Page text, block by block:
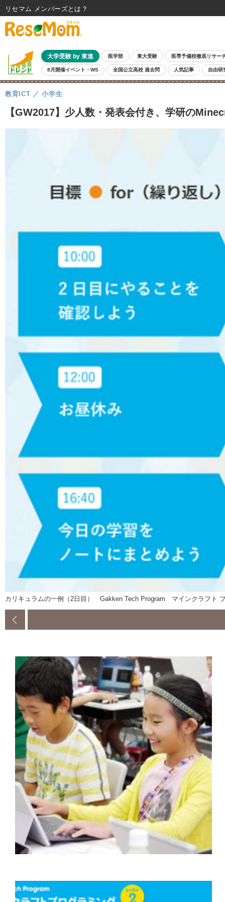
大学受験 by 東進 医学部 東大受験 医専予備校徹底リサー
8月開催イベント・WS 全国公立高校 過去問 人気記事 自由研
【GW2017】少人数・発表会付き、学研の
教育ICT 小学生
カリキュラムの一例（2日目） Gakken Tech Program マインクラフト
リセマム メンバーズ